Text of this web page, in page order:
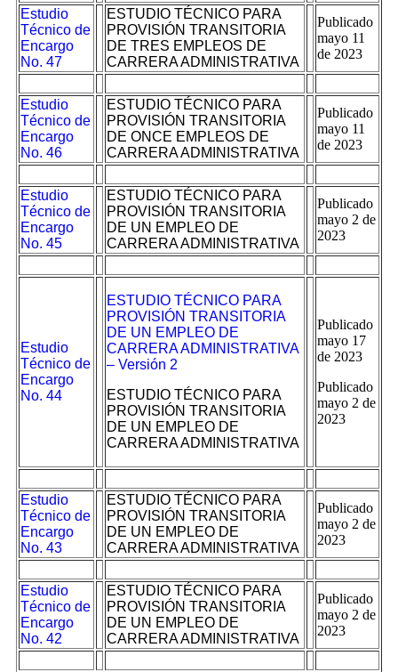
Estudio
Técnico de
Encargo
No. 47
ESTUDIO TÉCNICO PARA
PROVISIÓN TRANSITORIA
DE TRES EMPLEOS DE
CARRERA ADMINISTRATIVA
Publicado
mayo 11
de 2023
Estudio
Técnico de
Encargo
No. 46
ESTUDIO TÉCNICO PARA
PROVISIÓN TRANSITORIA
DE ONCE EMPLEOS DE
CARRERA ADMINISTRATIVA
Publicado
mayo 11
de 2023
Estudio
Técnico de
Encargo
No. 45
ESTUDIO TÉCNICO PARA
PROVISIÓN TRANSITORIA
DE UN EMPLEO DE
CARRERA ADMINISTRATIVA
Publicado
mayo 2 de
2023
Estudio
Técnico de
Encargo
No. 44
ESTUDIO TÉCNICO PARA
PROVISIÓN TRANSITORIA
DE UN EMPLEO DE
CARRERA ADMINISTRATIVA
– Versión 2
ESTUDIO TÉCNICO PARA
PROVISIÓN TRANSITORIA
DE UN EMPLEO DE
CARRERA ADMINISTRATIVA
Publicado
mayo 17
de 2023
Publicado
mayo 2 de
2023
Estudio
Técnico de
Encargo
No. 43
ESTUDIO TÉCNICO PARA
PROVISIÓN TRANSITORIA
DE UN EMPLEO DE
CARRERA ADMINISTRATIVA
Publicado
mayo 2 de
2023
Estudio
Técnico de
Encargo
No. 42
ESTUDIO TÉCNICO PARA
PROVISIÓN TRANSITORIA
DE UN EMPLEO DE
CARRERA ADMINISTRATIVA
Publicado
mayo 2 de
2023